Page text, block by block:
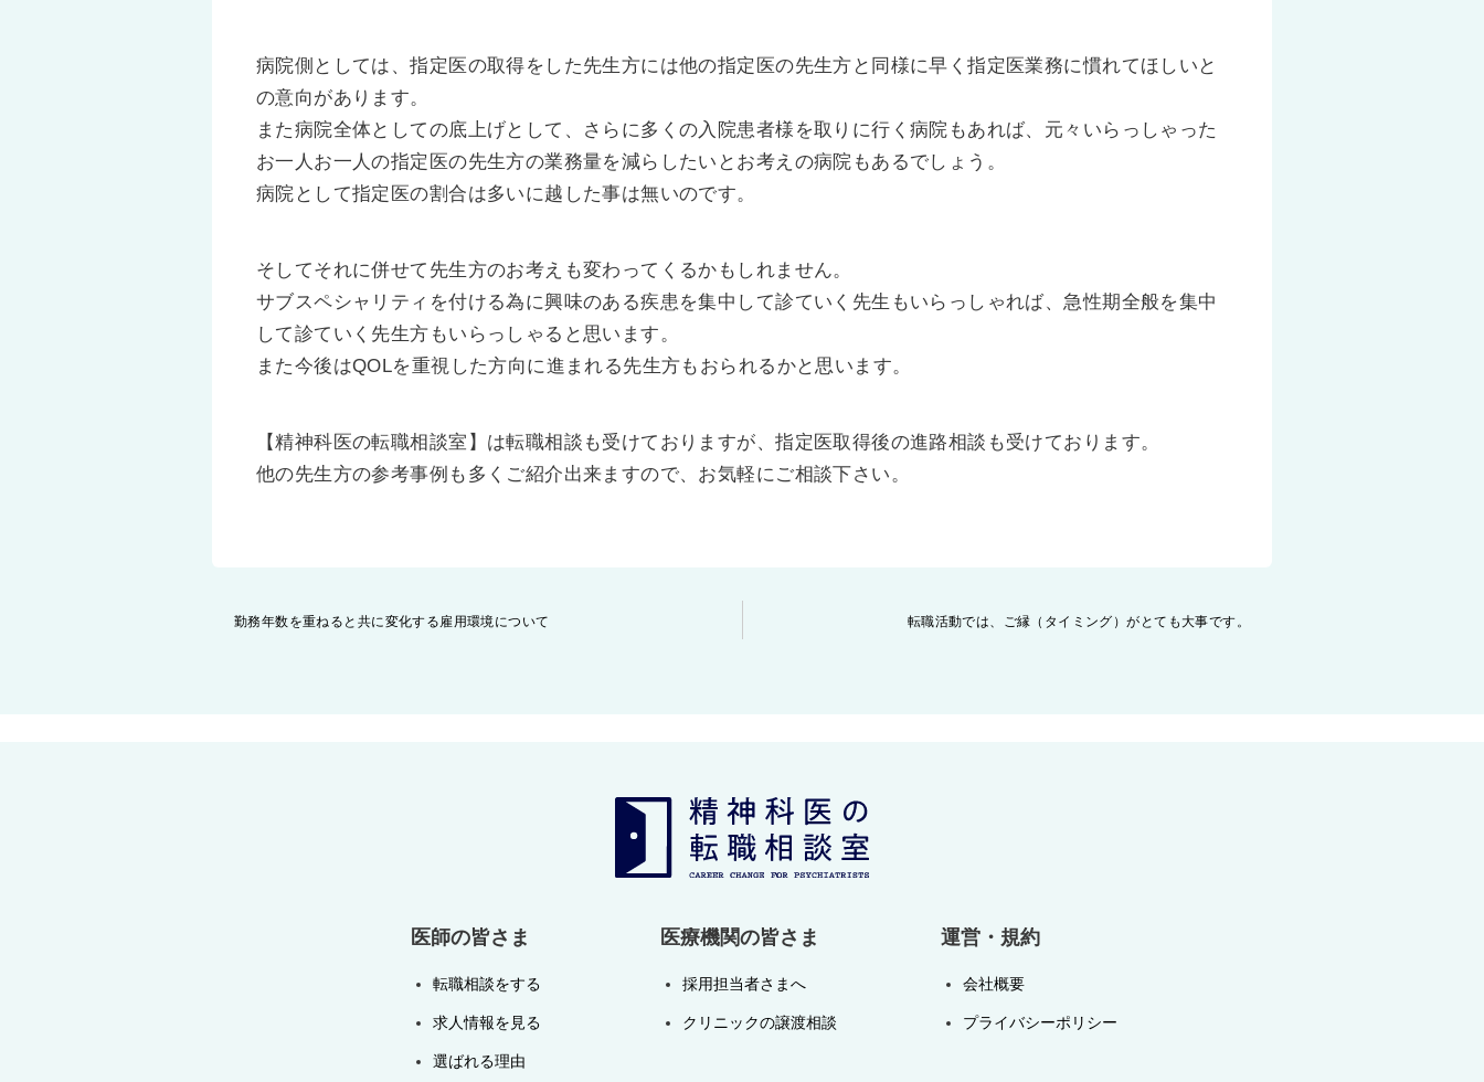
病院側としては、指定医の取得をした先生方には他の指定医の先生方と同様に早く指定医業務に慣れてほしいと
の意向があります。
また病院全体としての底上げとして、さらに多くの入院患者様を取りに行く病院もあれば、元々いらっしゃった
お一人お一人の指定医の先生方の業務量を減らしたいとお考えの病院もあるでしょう。
病院として指定医の割合は多いに越した事は無いのです。
そしてそれに併せて先生方のお考えも変わってくるかもしれません。
サブスペシャリティを付ける為に興味のある疾患を集中して診ていく先生もいらっしゃれば、急性期全般を集中
して診ていく先生方もいらっしゃると思います。
また今後はQOLを重視した方向に進まれる先生方もおられるかと思います。
【精神科医の転職相談室】は転職相談も受けておりますが、指定医取得後の進路相談も受けております。
他の先生方の参考事例も多くご紹介出来ますので、お気軽にご相談下さい。
投勤務年数を重ねると共に変化する雇用環境について 転職活動では、ご縁（タイミング）がとても大事です。
医師の皆さま
転職相談をする
求人情報を見る
選ばれる理由
医療機関の皆さま
採用担当者さまへ
クリニックの譲渡相談
運営・規約
会社概要
プライバシーポリシー